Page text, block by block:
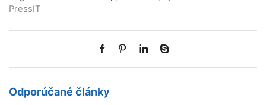
PressIT
Odporúčané články